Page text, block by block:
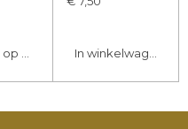
op de hoogteIn winkelwagen